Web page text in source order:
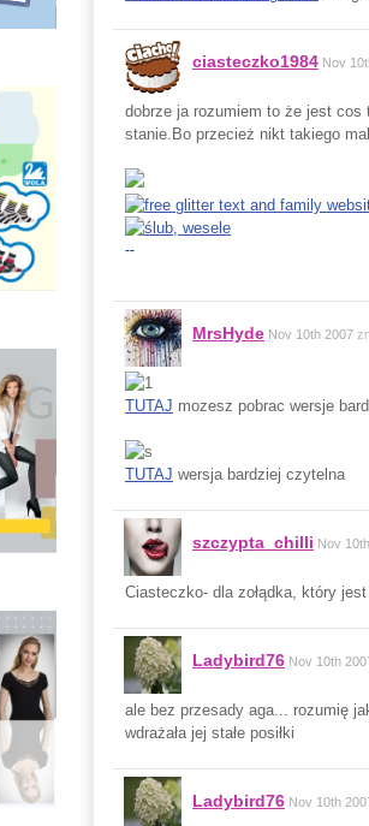
ciasteczko1984 Nov
dobrze ja rozumiem to że jest
stanie.Bo przecież nikt takiego
--
MrsHyde Nov 10th 2007
TUTAJ mozesz pobrac wersje
TUTAJ wersja bardziej czytelna
szczypta_chilli Nov
Ciasteczko- dla zołądka, który
Ladybird76 Nov 10th
ale bez przesady aga... rozumię
wdrażała jej stałe posiłki
Ladybird76 Nov 10th